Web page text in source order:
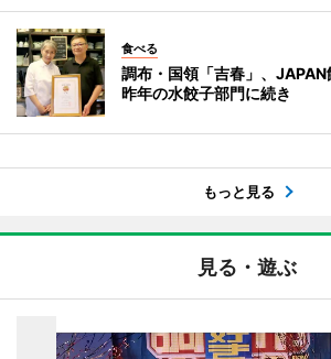
食べる
調布・国領「吉春」、
昨年の水餃子部門に続き
もっと見る
見る・遊ぶ